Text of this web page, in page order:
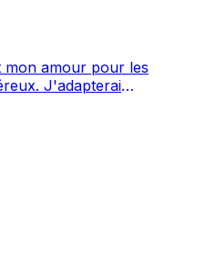
mon amour pour les